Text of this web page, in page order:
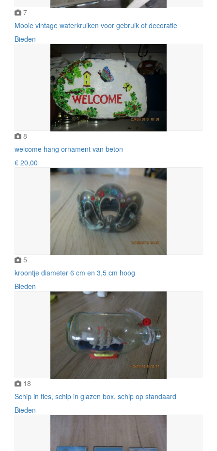
7
Mooie vintage waterkruiken voor gebruik of decoratie
Bieden
8
welcome hang ornament van beton
€ 20,00
5
kroontje diameter 6 cm en 3,5 cm hoog
Bieden
18
Schip in fles, schip in glazen box, schip op standaard
Bieden